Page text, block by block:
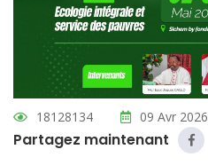
18128134 09 Avr 2026
Partagez maintenant